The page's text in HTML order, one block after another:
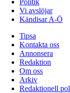
Politik
Vi avslöjar
Kändisar A-Ö
Tipsa
Kontakta oss
Annonsera
Redaktion
Om oss
Arkiv
Redaktionell